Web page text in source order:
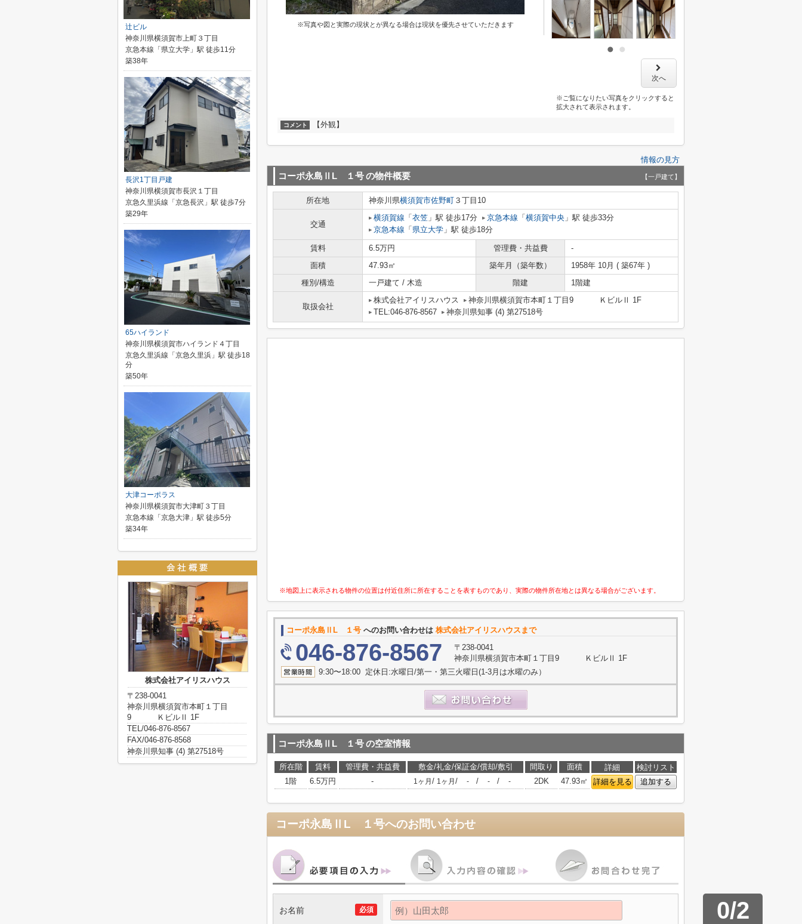
※写真や図と実際の現状とが異なる場合は現状を優先させていただきます
次へ
※ご覧になりたい写真をクリックすると
拡大されて表示されます。
コメント 【外観】
情報の見方
コーポ永島ⅡL １号の物件概要 【一戸建て】
所在地 神奈川県横須賀市佐野町 ３丁目10
交通
横須賀線 「 衣笠 」駅 徒歩17分 京急本線 「 横須賀中央 」駅 徒歩33分
京急本線 「 県立大学 」駅 徒歩18分
賃料 6.5万円 管理費・共益費
-
面積
47.93㎡ 築年月（築年数）
1958年 10月 ( 築67年 )
種別/構造
一戸建て / 木造 階建 1階建
取扱会社
株式会社アイリスハウス
神奈川県横須賀市本町１丁目9 ＫビルⅡ 1F
TEL:046-876-8567
神奈川県知事 (4) 第27518号
※地図上に表示される物件の位置は付近住所に所在することを表すものであり、実際の物件所在地とは異なる場合がございます。
コーポ永島ⅡL １号 へのお問い合わせは 株式会社アイリスハウスまで
046-876-8567
〒238-0041
神奈川県横須賀市本町１丁目9 ＫビルⅡ 1F
9:30〜18:00 定休日:水曜日/第一・第三火曜日(1-3月は水曜のみ）
コーポ永島ⅡL １号の空室情報
所在階 賃料 管理費・共益費 敷金/礼金/保証金/償却/敷引 間取り 面積 詳細
検討リスト
1階
6.5万円 - 1ヶ月 / 1ヶ月 / - / - / - 2DK 47.93㎡ 詳細を見る 追加する
コーポ永島ⅡL １号へのお問い合わせ
0/2
必須
お名前
辻ビル
神奈川県横須賀市上町３丁目
京急本線「県立大学」駅 徒歩11分
築38年
長沢1丁目戸建
神奈川県横須賀市長沢１丁目
京急久里浜線「京急長沢」駅 徒歩7分
築29年
65ハイランド
神奈川県横須賀市ハイランド４丁目
京急久里浜線「京急久里浜」駅 徒歩18
分
築50年
大津コーポラス
神奈川県横須賀市大津町３丁目
京急本線「京急大津」駅 徒歩5分
築34年
株式会社アイリスハウス
〒238-0041
神奈川県横須賀市本町１丁目
9 ＫビルⅡ 1F
TEL/046-876-8567
FAX/046-876-8568
神奈川県知事 (4) 第27518号